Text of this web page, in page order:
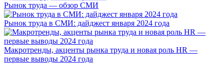
Рынок труда — обзор СМИ
Рынок труда в СМИ: дайджест января 2024 года
Макротренды, акценты рынка труда и новая роль HR —
первые выводы 2024 года